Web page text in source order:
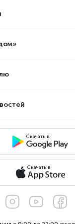
году?
Август
Скачать в
Скачать в